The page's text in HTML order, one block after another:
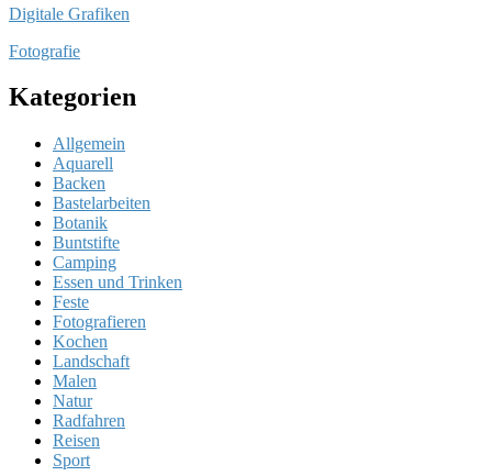
Digitale Grafiken
Fotografie
Kategorien
Allgemein
Aquarell
Backen
Bastelarbeiten
Botanik
Buntstifte
Camping
Essen und Trinken
Feste
Fotografieren
Kochen
Landschaft
Malen
Natur
Radfahren
Reisen
Sport